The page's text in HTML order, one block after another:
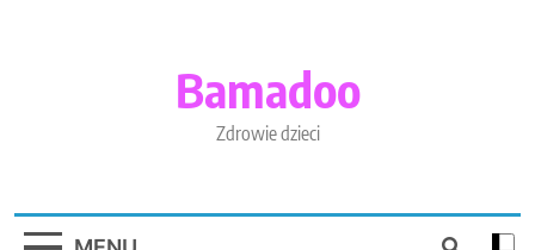
Bamadoo
Zdrowie dzieci